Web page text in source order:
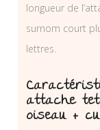
longueur de
surnom court
lettres.
attache
oiseau +